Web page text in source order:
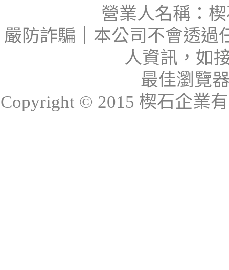
營業人名稱：
嚴防詐騙｜本公司不會透過
人資訊，如
最佳瀏覽
Copyright © 2015 楔石企業